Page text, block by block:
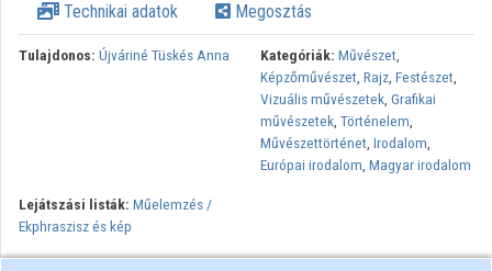
Közreműködők
Technikai adatok Megosztás
Tulajdonos: Újváriné Tüskés Anna Kategóriák: Művészet,
Képzőművészet, Rajz, Festészet,
Vizuális művészetek, Grafikai
művészetek, Történelem,
Művészettörténet, Irodalom,
Európai irodalom, Magyar irodalom
Lejátszási listák: Műelemzés /
Ekphraszisz és kép